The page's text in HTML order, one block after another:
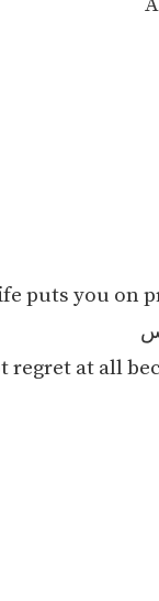
puts you on
regret at all